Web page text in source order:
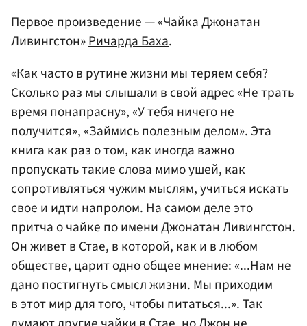
Первое произведение — «Чайка Джонатан
Ливингстон»Ричарда Баха.
«Как часто в рутине жизни мы теряем себя?
Сколько раз мы слышали в свой адрес «Не трать
время понапрасну», «У тебя ничего не
получится», «Займись полезным делом». Эта
книга как раз о том, как иногда важно
пропускать такие слова мимо ушей, как
сопротивляться чужим мыслям, учиться искать
свое и идти напролом. На самом деле это
притча о чайке по имени Джонатан Ливингстон.
Он живет в Стае, в которой, как и в любом
обществе, царит одно общее мнение: «...Нам не
дано постигнуть смысл жизни. Мы приходим
в этот мир для того, чтобы питаться...». Так